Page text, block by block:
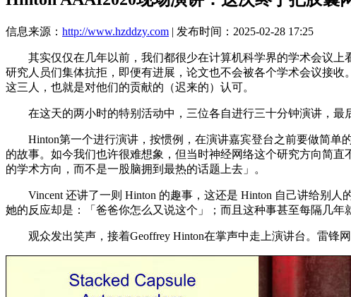
信息来源： http://www.hzddzy.com | 发布时间：2025-02-28 17:25
其实仅仅在几年以前，我们都很少在计算机科学界的学术会议上
研究人员们集体抗拒，即便有进展，论文也不会被各个学术会议接
这三人，也就是对他们的贡献的（迟来的）认可。
在这天的两小时的特别活动中，三位各自进行三十分钟演讲，最
Hinton第一个进行演讲，按惯例，在演讲嘉宾登台之前要做简单的
的故事。如今我们也许很难想象，但当时神经网络这个研究方向简
的学术方向，而不是一股脑拥到最热的话题上去」。
Vincent 还讲了一则 Hinton 的趣事，这还是 Hinton 自己讲给别人
她的反应却是：「爸爸你怎么又说这个」；而且这种事甚至每隔几年
观众发出笑声，接着Geoffrey Hinton在掌声中走上演讲台。雷锋网